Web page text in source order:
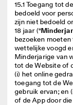
15.1 Toegang tot
bedoeld voor
zijn niet bedoeld
18 jaar ("
bezoeken
wettelijke voogd
Minderjarige van
tot de Website of
(i) het online
toegang tot de
gebruik ervan; en
of de App door